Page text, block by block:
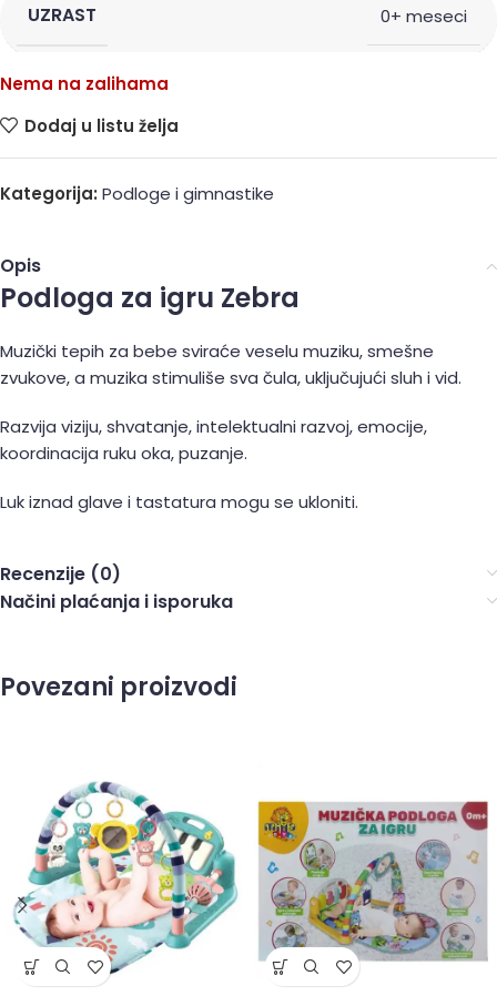
UZRAST 0+ meseci
Nema na zalihama
Dodaj u listu želja
Kategorija: Podloge i gimnastike
Opis
Podloga za igru Zebra
Muzički tepih za bebe sviraće veselu muziku, smešne
zvukove, a muzika stimuliše sva čula, uključujući sluh i vid.
Razvija viziju, shvatanje, intelektualni razvoj, emocije,
koordinacija ruku oka, puzanje.
Luk iznad glave i tastatura mogu se ukloniti.
Recenzije (0)
Načini plaćanja i isporuka
Povezani proizvodi